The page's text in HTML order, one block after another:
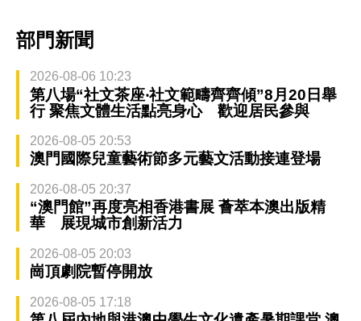
部門新聞
2026-08-06 10:23
第八場“社文茶座‧社文範疇齊齊傾”8月20日舉
行 聚焦文體生活點亮身心 歡迎居民參與
2026-08-05 20:53
澳門國際兒童藝術節多元藝文活動接連登場
2026-08-05 20:37
“澳門館”再度亮相香港書展 薈萃本澳出版精
華 展現城市創新活力
2026-08-05 20:03
崗頂劇院暫停開放
2026-08-05 17:18